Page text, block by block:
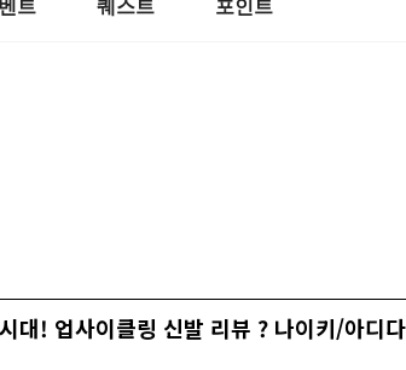
트 퀘스트 포인트
대! 업사이클링 신발 리뷰 ? 나이키/아디